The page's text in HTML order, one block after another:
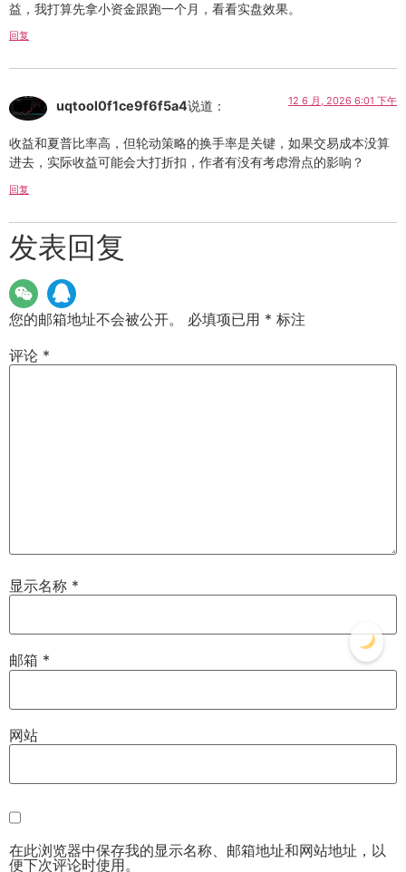
益，我打算先拿小资金跟跑一个月，看看实盘效果。
回复
uqtool0f1ce9f6f5a4说道： 12 6 月, 2026 6:01 下午
收益和夏普比率高，但轮动策略的换手率是关键，如果交易成本没算
进去，实际收益可能会大打折扣，作者有没有考虑滑点的影响？
回复
发表回复
您的邮箱地址不会被公开。 必填项已用 * 标注
评论 *
显示名称 *
邮箱 *
网站
在此浏览器中保存我的显示名称、邮箱地址和网站地址，以
便下次评论时使用。